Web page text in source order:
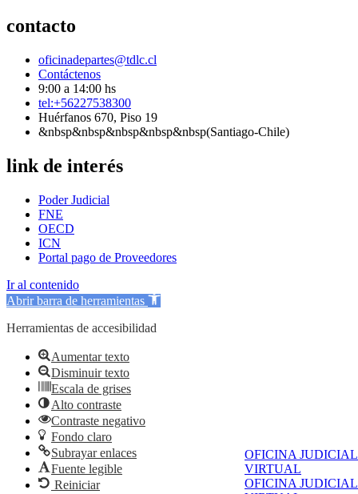
OFICINA JUDICIAL
VIRTUAL
OFICINA JUDICIAL
contacto
oficinadepartes@tdlc.cl
Contáctenos
9:00 a 14:00 hs
tel:+56227538300
Huérfanos 670, Piso 19
&nbsp&nbsp&nbsp&nbsp&nbsp(Santiago-Chile)
link de interés
Poder Judicial
FNE
OECD
ICN
Portal pago de Proveedores
Ir al contenido
Abrir barra de herramientas
Herramientas de accesibilidad
Aumentar texto
Disminuir texto
Escala de grises
Alto contraste
Contraste negativo
Fondo claro
Subrayar enlaces
Fuente legible
Reiniciar